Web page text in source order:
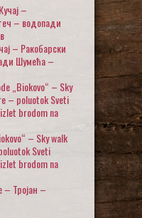
–
– водопади
– Ракобарски
Шумећа –
„Biokovo“ – Sky
– poluotok Sveti
brodom na
– Sky walk
Sveti
brodom na
Тројан –